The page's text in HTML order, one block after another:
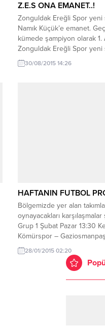
Z.E.S ONA EMANET..!
Zonguldak Ereğli Spor
Namık Küçük’e emanet.
kümede şampiyon olarak
Zonguldak Ereğli Spor
yoluna Antrenör Namık
Amatör kümede mücadele
30/08/2015 14:26
HAFTANIN FUTBOL
Bölgemizde yer alan
oynayacakları
Grup 1 Şubat Pazar 13:30
Kömürspor –
Grup 1 Şubat Pazar 13:30
Ereğli Belediyespor 13:30
Belediyespor – Erokspor
28/01/2015 02:20